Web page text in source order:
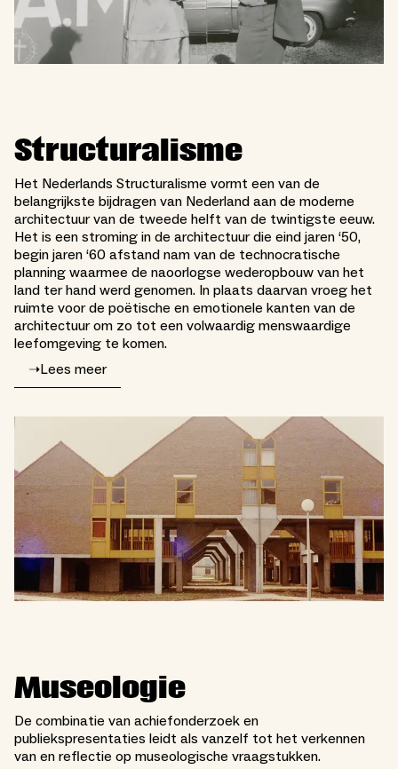
Structuralisme
Het Nederlands Structuralisme vormt een van de
belangrijkste bijdragen van Nederland aan de moderne
architectuur van de tweede helft van de twintigste eeuw.
Het is een stroming in de architectuur die eind jaren ‘50,
begin jaren ‘60 afstand nam van de technocratische
planning waarmee de naoorlogse wederopbouw van het
land ter hand werd genomen. In plaats daarvan vroeg het
ruimte voor de poëtische en emotionele kanten van de
architectuur om zo tot een volwaardig menswaardige
leefomgeving te komen.
➝Lees meer
Museologie
De combinatie van achiefonderzoek en
publiekspresentaties leidt als vanzelf tot het verkennen
van en reflectie op museologische vraagstukken.